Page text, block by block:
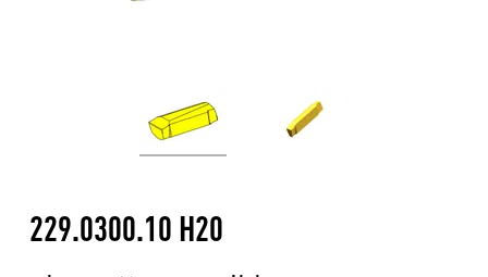
229.0300.10 H20